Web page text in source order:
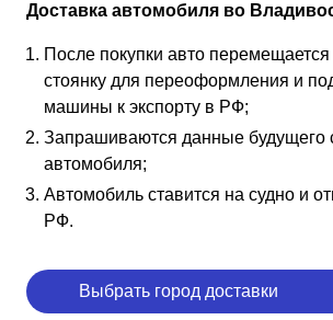
Доставка автомобиля во
После покупки авто
стоянку для переоформления и
машины к экспорту в РФ;
Запрашиваются данные будущего
автомобиля;
Автомобиль ставится на судно и
РФ.
Выбрать город доставки